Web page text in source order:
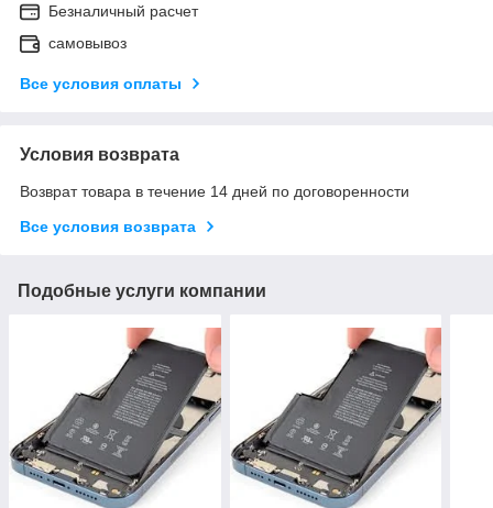
Безналичный расчет
самовывоз
Все условия оплаты
Условия возврата
Возврат товара в течение 14 дней по договоренности
Все условия возврата
Подобные услуги компании